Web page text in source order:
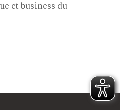
et business du